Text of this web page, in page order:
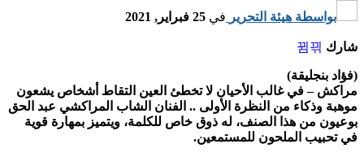
بواسطة هيئة التحرير في 25 فبراير, 2021
شارك
(فؤاد بنجليقة)
مراكش – في غالب الأحيان لا تخطئ العين التقاط أشخاص يشعون
موهبة وذكاء من النظرة الأولى .. الفنان الشاب المراكشي عبد الحق
بوعيون من هذا الصنف، له ذوق خاص للكلمة، ويتميز بمهارة قوية
في تحبيب الملحون للمستمعين.